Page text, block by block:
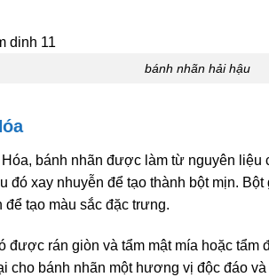
bánh nhãn hải hậu
bánh nhãn được làm từ nguyên liệu
đó xay nhuyễn để tạo thành bột mịn.
tạo màu sắc đặc trưng.
được rán giòn và tẩm mật mía hoặc
cho bánh nhãn một hương vị độc đáo và